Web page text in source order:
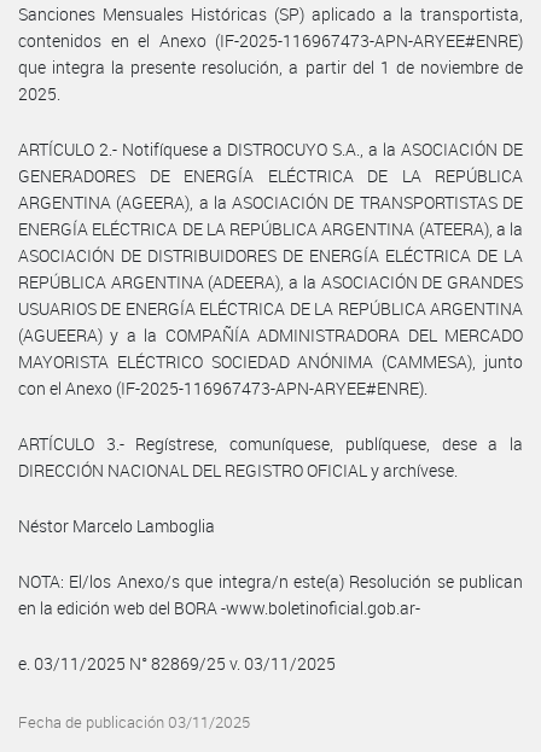
Sanciones Mensuales Históricas (SP) aplicado a la transportista,
contenidos en el Anexo (IF-2025-116967473-APN-ARYEE#ENRE)
que integra la presente resolución, a partir del 1 de noviembre de
2025.
ARTÍCULO 2.- Notifíquese a DISTROCUYO S.A., a la ASOCIACIÓN DE
GENERADORES DE ENERGÍA ELÉCTRICA DE LA REPÚBLICA
ARGENTINA (AGEERA), a la ASOCIACIÓN DE TRANSPORTISTAS DE
ENERGÍA ELÉCTRICA DE LA REPÚBLICA ARGENTINA (ATEERA), a la
ASOCIACIÓN DE DISTRIBUIDORES DE ENERGÍA ELÉCTRICA DE LA
REPÚBLICA ARGENTINA (ADEERA), a la ASOCIACIÓN DE GRANDES
USUARIOS DE ENERGÍA ELÉCTRICA DE LA REPÚBLICA ARGENTINA
(AGUEERA) y a la COMPAÑÍA ADMINISTRADORA DEL MERCADO
MAYORISTA ELÉCTRICO SOCIEDAD ANÓNIMA (CAMMESA), junto
con el Anexo (IF-2025-116967473-APN-ARYEE#ENRE).
ARTÍCULO 3.- Regístrese, comuníquese, publíquese, dese a la
DIRECCIÓN NACIONAL DEL REGISTRO OFICIAL y archívese.
Néstor Marcelo Lamboglia
NOTA: El/los Anexo/s que integra/n este(a) Resolución se publican
en la edición web del BORA -www.boletinoficial.gob.ar-
e. 03/11/2025 N° 82869/25 v. 03/11/2025
Fecha de publicación 03/11/2025